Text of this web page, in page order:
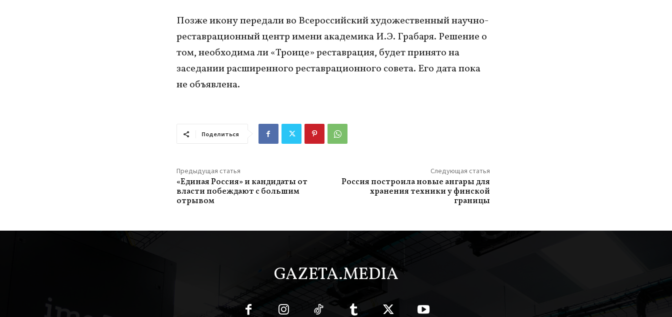
Позже икону передали во Всероссийский художественный научно-
реставрационный центр имени академика И.Э. Грабаря. Решение о
том, необходима ли «Троице» реставрация, будет принято на
заседании расширенного реставрационного совета. Его дата пока
не объявлена.
Поделиться
Предыдущая статья
«Единая Россия» и кандидаты от
власти побеждают с большим
отрывом
Следующая статья
Россия построила новые ангары для
хранения техники у финской
границы
GAZETA.MEDIA